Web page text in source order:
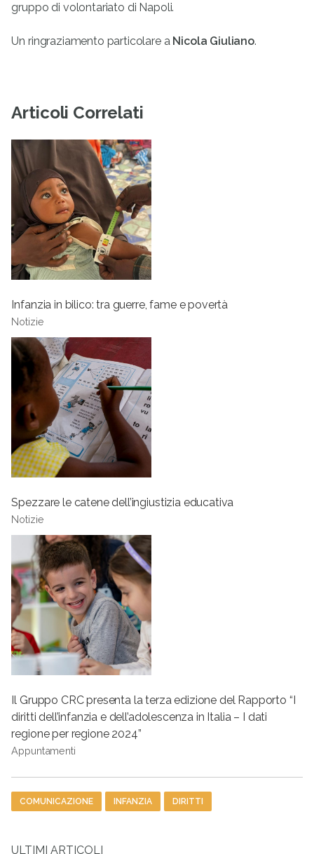
gruppo di volontariato di Napoli.
Un ringraziamento particolare a Nicola Giuliano.
Articoli Correlati
Infanzia in bilico: tra guerre, fame e povertà
Notizie
Spezzare le catene dell’ingiustizia educativa
Notizie
Il Gruppo CRC presenta la terza edizione del Rapporto “I
diritti dell’infanzia e dell’adolescenza in Italia – I dati
regione per regione 2024”
Appuntamenti
Tag
COMUNICAZIONE INFANZIA DIRITTI
ULTIMI ARTICOLI